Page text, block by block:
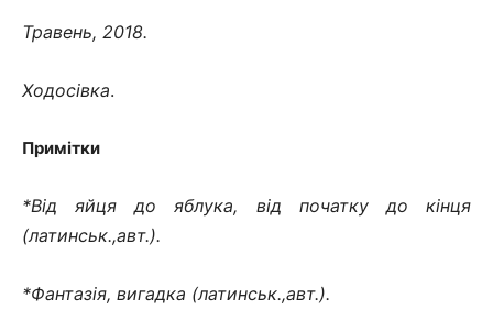
Травень, 2018.
Ходосівка.
Примітки
*Від яйця до яблука, від початку до кінця
(латинськ.,авт.).
*Фантазія, вигадка (латинськ.,авт.).